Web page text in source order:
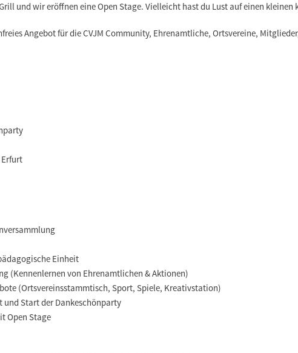
und wir eröffnen eine Open Stage. Vielleicht hast du Lust auf einen
Angebot für die CVJM Community, Ehrenamtliche, Ortsvereine,
Erfurt
Einheit
(Kennenlernen von Ehrenamtlichen & Aktionen)
(Ortsvereinsstammtisch, Sport, Spiele, Kreativstation)
und Start der Dankeschönparty
Open Stage